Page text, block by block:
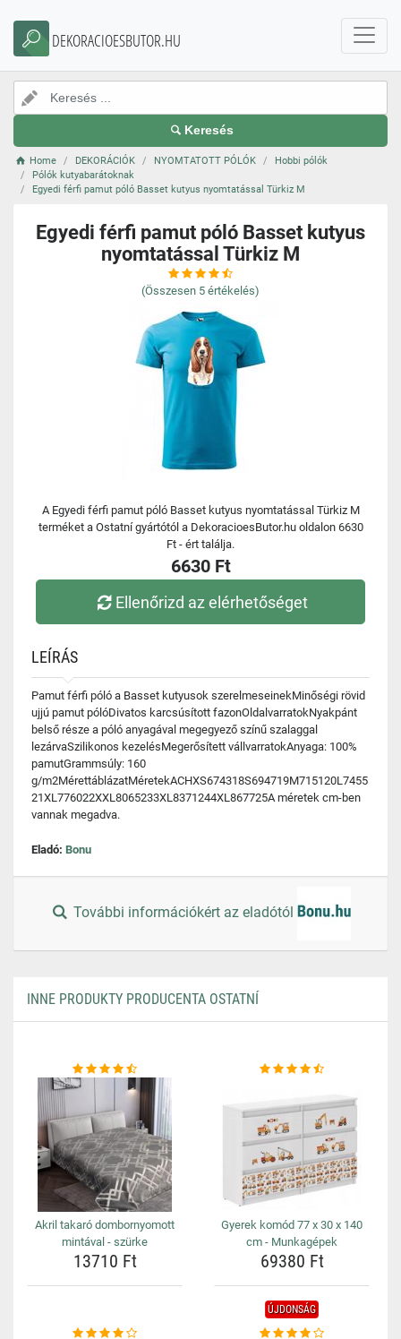
DEKORACIOESBUTOR.HU
Keresés
Home DEKORÁCIÓK NYOMTATOTT PÓLÓK
Hobbi pólók
Pólók kutyabarátoknak
Egyedi férfi pamut póló Basset kutyus nyomtatással Türkiz M
Egyedi férfi pamut póló Basset kutyus
nyomtatással Türkiz M
(Összesen 5 értékelés)
A Egyedi férfi pamut póló Basset kutyus nyomtatással Türkiz M
terméket a Ostatní gyártótól a DekoracioesButor.hu oldalon 6630
Ft - ért találja.
6630 Ft
Ellenőrizd az elérhetőséget
LEÍRÁS
Pamut férfi póló a Basset kutyusok szerelmeseinekMinőségi rövid
ujjú pamut pólóDivatos karcsúsított fazonOldalvarratokNyakpánt
belső része a póló anyagával megegyező színű szalaggal
lezárvaSzilikonos kezelésMegerősített vállvarratokAnyaga: 100%
pamutGrammsúly: 160
g/m2MérettáblázatMéretekACHXS674318S694719M715120L7455
21XL776022XXL8065233XL8371244XL867725A méretek cm-ben
vannak megadva.
Eladó: Bonu
További információkért az eladótól
INNE PRODUKTY PRODUCENTA OSTATNÍ
Akril takaró dombornyomott
mintával - szürke
13710 Ft
Gyerek komód 77 x 30 x 140
cm - Munkagépek
69380 Ft
ÚJDONSÁG